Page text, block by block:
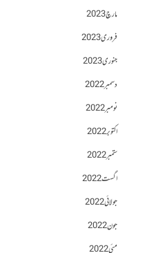
مارچ 2023
فروری 2023
جنوری 2023
دسمبر 2022
نومبر 2022
اکتوبر 2022
ستمبر 2022
اگست 2022
جولائی 2022
جون 2022